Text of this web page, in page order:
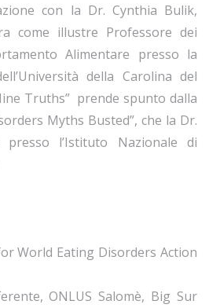
con la Dr. Cynthia Bulik,
come illustre Professore dei
Alimentare presso la
della Carolina del
Truths” prende spunto dalla
Myths Busted”, che la Dr.
l’Istituto Nazionale di
World Eating Disorders Action
ONLUS Salomè, Big Sur